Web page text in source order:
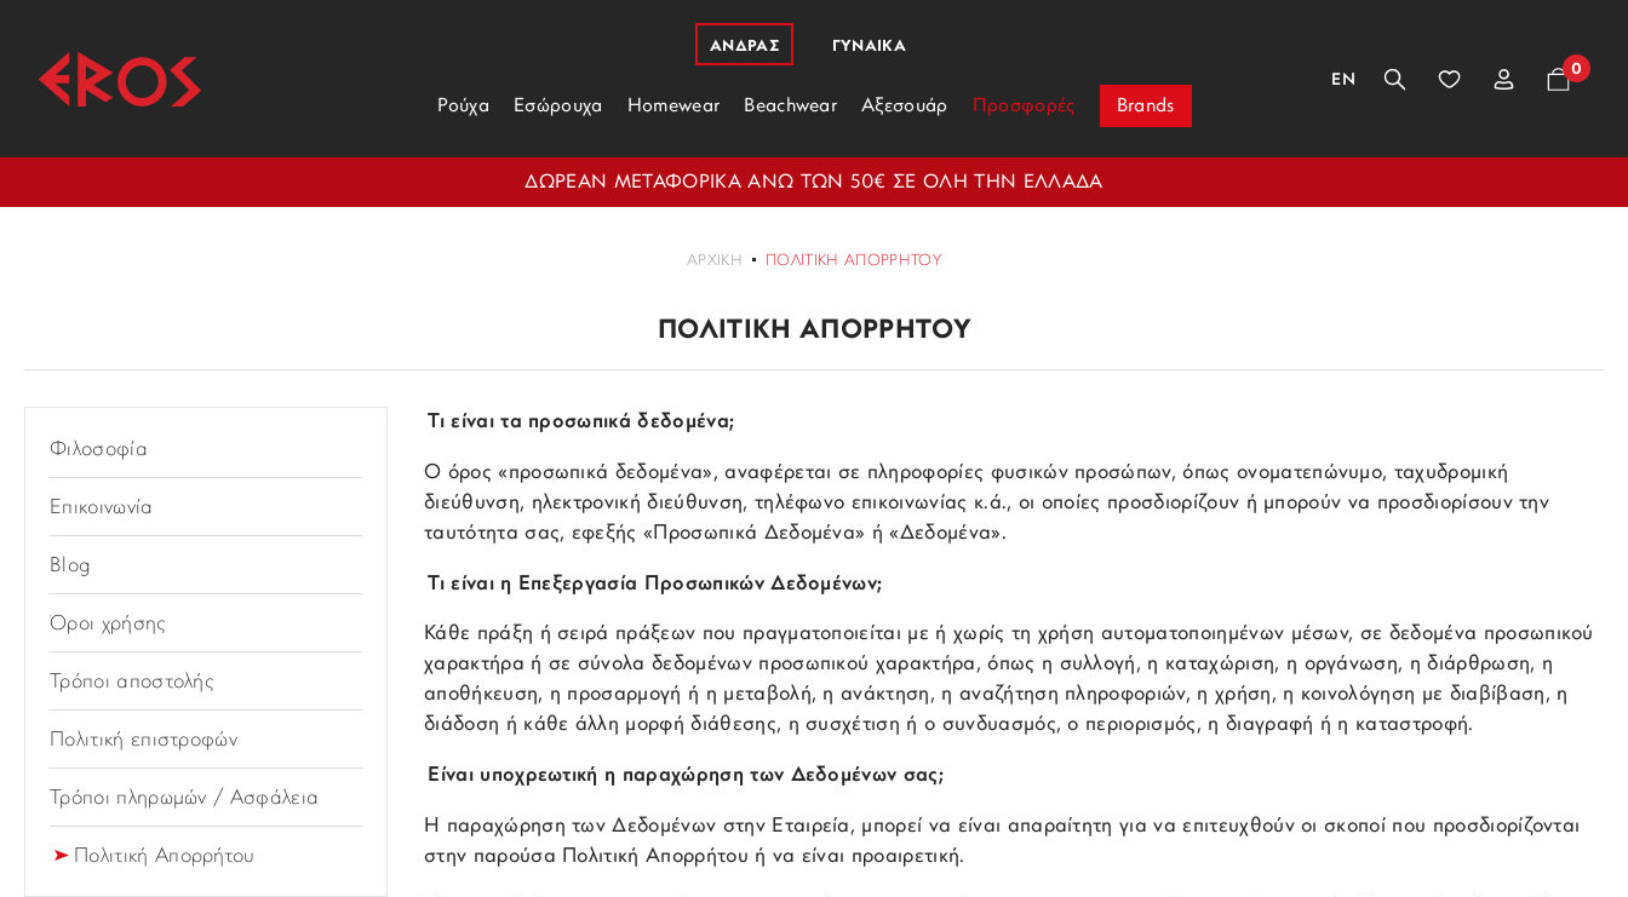
ΑΝΔΡΑΣ
Ρούχα Εσώρουχα Homewear Beachwear Αξεσουάρ Προσφορές Brands
ΓΥΝΑΙΚΑ
EN
0
ΔΩΡΕΑΝ ΜΕΤΑΦΟΡΙΚΑ ΑΝΩ ΤΩΝ 50€ ΣΕ ΟΛΗ ΤΗΝ ΕΛΛΑΔΑ
ΑΡΧΙΚΉ ΠΟΛΙΤΙΚΉ ΑΠΟΡΡΉΤΟΥ
ΠΟΛΙΤΙΚΉ ΑΠΟΡΡΉΤΟΥ
Φιλοσοφία
Επικοινωνία
Blog
Όροι χρήσης
Τρόποι αποστολής
Πολιτική επιστροφών
Τρόποι πληρωμών / Ασφάλεια
Πολιτική Απορρήτου
Τι είναι τα προσωπικά δεδομένα;
Ο όρος «προσωπικά δεδομένα», αναφέρεται σε πληροφορίες φυσικών προσώπων, όπως ονοματεπώνυμο, ταχυδρομική
διεύθυνση, ηλεκτρονική διεύθυνση, τηλέφωνο επικοινωνίας κ.ά., οι οποίες προσδιορίζουν ή μπορούν να προσδιορίσουν την
ταυτότητα σας, εφεξής «Προσωπικά Δεδομένα» ή «Δεδομένα».
Τι είναι η Επεξεργασία Προσωπικών Δεδομένων;
Κάθε πράξη ή σειρά πράξεων που πραγματοποιείται με ή χωρίς τη χρήση αυτοματοποιημένων μέσων, σε δεδομένα προσωπικού
χαρακτήρα ή σε σύνολα δεδομένων προσωπικού χαρακτήρα, όπως η συλλογή, η καταχώριση, η οργάνωση, η διάρθρωση, η
αποθήκευση, η προσαρμογή ή η μεταβολή, η ανάκτηση, η αναζήτηση πληροφοριών, η χρήση, η κοινολόγηση με διαβίβαση, η
διάδοση ή κάθε άλλη μορφή διάθεσης, η συσχέτιση ή ο συνδυασμός, ο περιορισμός, η διαγραφή ή η καταστροφή.
Είναι υποχρεωτική η παραχώρηση των Δεδομένων σας;
Η παραχώρηση των Δεδομένων στην Εταιρεία, μπορεί να είναι απαραίτητη για να επιτευχθούν οι σκοποί που προσδιορίζονται
στην παρούσα Πολιτική Απορρήτου ή να είναι προαιρετική.